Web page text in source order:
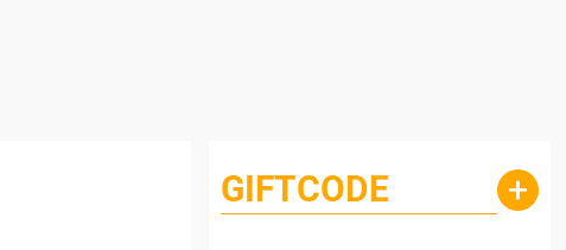
GIFTCODE +